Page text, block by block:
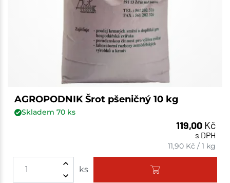
AGROPODNIK Šrot pšeničný 10 kg
Skladem 70ks
119,00 Kč
s DPH
11,90 Kč /1 kg
ks